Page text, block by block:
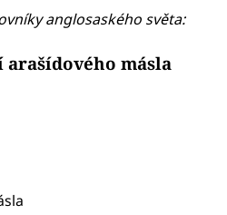
anglosaského světa:
másla